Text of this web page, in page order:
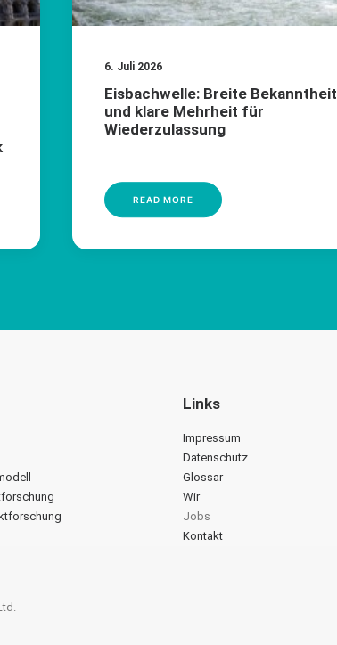
6. Juli 2026
Eisbachwelle: Breite Bekanntheit
und klare Mehrheit für
Wiederzulassung
READ MORE
Links
Impressum
Datenschutz
Glossar
Wir
Jobs
Kontakt